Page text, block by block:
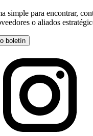
simple para encontrar,
o aliados
boletín